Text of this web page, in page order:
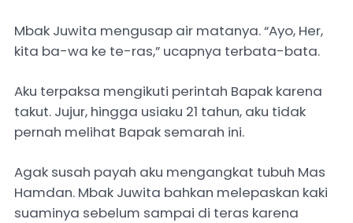
Mbak Juwita mengusap air matanya. “Ayo, Her,
kita ba-wa ke te-ras,” ucapnya terbata-bata.
Aku terpaksa mengikuti perintah Bapak karena
takut. Jujur, hingga usiaku 21 tahun, aku tidak
pernah melihat Bapak semarah ini.
Agak susah payah aku mengangkat tubuh Mas
Hamdan. Mbak Juwita bahkan melepaskan kaki
suaminya sebelum sampai di teras karena